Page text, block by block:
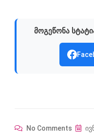
მოგეწონა
No Comments